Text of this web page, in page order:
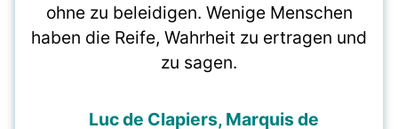
ohne zu beleidigen. Wenige Menschen
haben die Reife, Wahrheit zu ertragen und
zu sagen.
Luc de Clapiers, Marquis de